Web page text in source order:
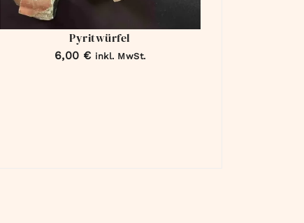
Pyritwürfel
6,00 € inkl. MwSt.